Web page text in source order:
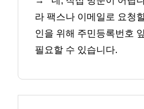
라 팩스나 이메일로 요청
인을 위해 주민등록번호
필요할 수 있습니다.